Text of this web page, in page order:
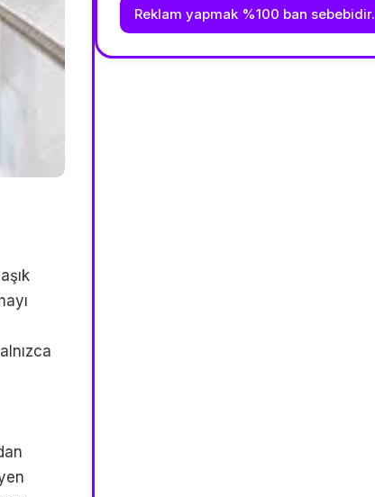
Reklam yapmak %100 ban sebebidir.